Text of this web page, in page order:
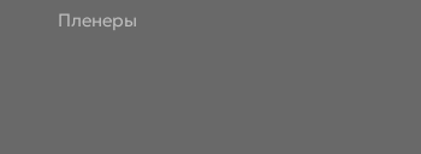
Пленеры